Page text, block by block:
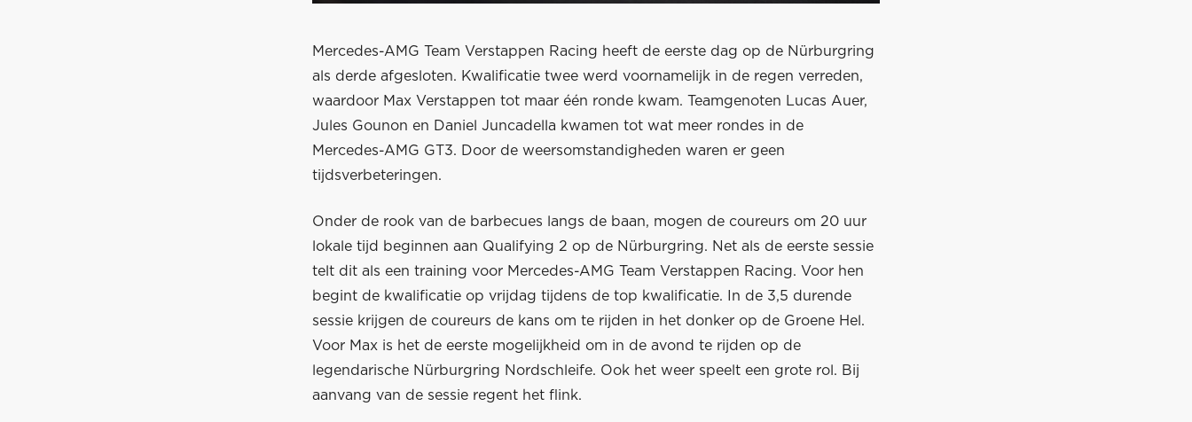
Mercedes-AMG Team Verstappen Racing heeft de eerste dag op de Nürburgring
als derde afgesloten. Kwalificatie twee werd voornamelijk in de regen verreden,
waardoor Max Verstappen tot maar één ronde kwam. Teamgenoten Lucas Auer,
Jules Gounon en Daniel Juncadella kwamen tot wat meer rondes in de
Mercedes-AMG GT3. Door de weersomstandigheden waren er geen
tijdsverbeteringen.
Onder de rook van de barbecues langs de baan, mogen de coureurs om 20 uur
lokale tijd beginnen aan Qualifying 2 op de Nürburgring. Net als de eerste sessie
telt dit als een training voor Mercedes-AMG Team Verstappen Racing. Voor hen
begint de kwalificatie op vrijdag tijdens de top kwalificatie. In de 3,5 durende
sessie krijgen de coureurs de kans om te rijden in het donker op de Groene Hel.
Voor Max is het de eerste mogelijkheid om in de avond te rijden op de
legendarische Nürburgring Nordschleife. Ook het weer speelt een grote rol. Bij
aanvang van de sessie regent het flink.